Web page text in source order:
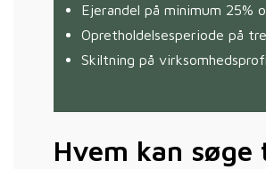
Ejerandel på minimum 25%
Opretholdelsesperiode på
Skiltning på
Hvem kan søge